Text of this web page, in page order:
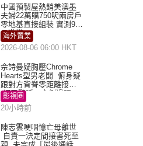
中國預製屋熱銷美澳墨
夫婦22萬購750呎兩房戶
零地基直接組裝 實測9個
月激讚
海外置業
2026-08-06 06:00 HKT
佘詩曼疑胸壓Chrome
Hearts型男老闆 俯身疑
跟對方背脊零距離接觸
網民驚呼：企側邊唔
得？
影視圈
20小時前
陳志雲哽咽憶亡母離世
自責一決定間接害死至